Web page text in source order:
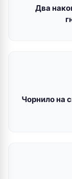
Два
Чорнило на